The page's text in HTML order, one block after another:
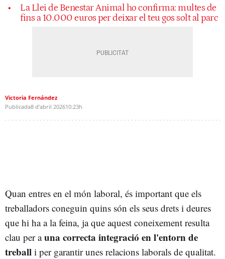
La Llei de Benestar Animal ho confirma: multes de
fins a 10.000 euros per deixar el teu gos solt al parc
Victoria Fernández
Publicada8 d’abril 202610:23h
Quan entres en el món laboral, és important que els
treballadors coneguin quins són els seus drets i deures
que hi ha a la feina, ja que aquest coneixement resulta
clau per auna correcta integració en l'entorn de
treball i per garantir unes relacions laborals de qualitat.